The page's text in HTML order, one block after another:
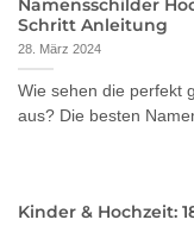
Namensschilder
Schritt Anleitung
28. März 2024
Wie sehen die perfekt
aus? Die besten
Kinder & Hochzeit: